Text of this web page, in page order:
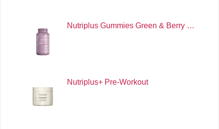
Nutriplus Gummies Green & Berry …
Nutriplus+ Pre-Workout